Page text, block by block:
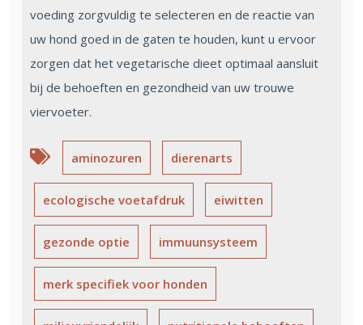
voeding zorgvuldig te selecteren en de reactie van
uw hond goed in de gaten te houden, kunt u ervoor
zorgen dat het vegetarische dieet optimaal aansluit
bij de behoeften en gezondheid van uw trouwe
viervoeter.
aminozuren dierenarts
ecologische voetafdruk eiwitten
gezonde optie immuunsysteem
merk specifiek voor honden